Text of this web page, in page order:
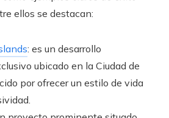
ellos se destacan:
: es un desarrollo
ubicado en la Ciudad de
por ofrecer un estilo de vida